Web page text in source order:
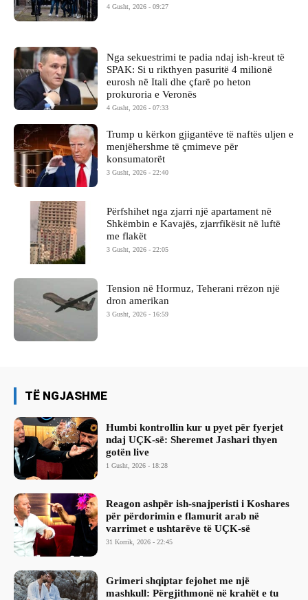
4 Gusht, 2026 - 09:27
Nga sekuestrimi te padia ndaj ish-kreut të
SPAK: Si u rikthyen pasuritë 4 milionë
eurosh në Itali dhe çfarë po heton
prokuroria e Veronës
4 Gusht, 2026 - 07:33
Trump u kërkon gjigantëve të naftës uljen e
menjëhershme të çmimeve për
konsumatorët
3 Gusht, 2026 - 22:40
Përfshihet nga zjarri një apartament në
Shkëmbin e Kavajës, zjarrfikësit në luftë
me flakët
3 Gusht, 2026 - 22:05
Tension në Hormuz, Teherani rrëzon një
dron amerikan
3 Gusht, 2026 - 16:59
TË NGJASHME
Humbi kontrollin kur u pyet për fyerjet
ndaj UÇK-së: Sheremet Jashari thyen
gotën live
1 Gusht, 2026 - 18:28
Reagon ashpër ish-snajperisti i Koshares
për përdorimin e flamurit arab në
varrimet e ushtarëve të UÇK-së
31 Korrik, 2026 - 22:45
Grimeri shqiptar fejohet me një
mashkull: Përgjithmonë në krahët e tu